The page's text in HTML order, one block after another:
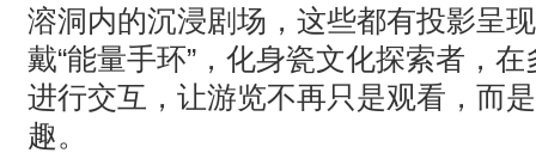
溶洞内的沉浸剧场，这些都有投影呈
戴“能量手环”，化身瓷文化探索者，
进行交互，让游览不再只是观看，而
趣。